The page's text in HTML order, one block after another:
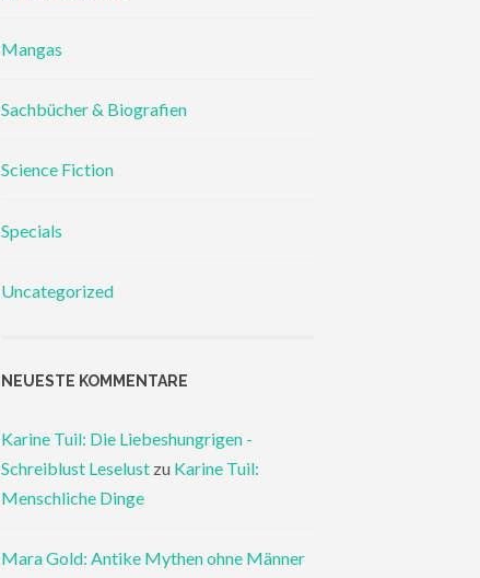
Mangas
Sachbücher & Biografien
Science Fiction
Specials
Uncategorized
NEUESTE KOMMENTARE
Karine Tuil: Die Liebeshungrigen -
Schreiblust Leselust zu Karine Tuil:
Menschliche Dinge
Mara Gold: Antike Mythen ohne Männer